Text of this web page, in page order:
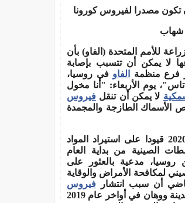
تكون مصدرا لفيروس كورونا
شهاب
للأمم المتحدة (الفاو) بأن
لا يمكن أن تتسبب بإصابة
فرع منظمة الفاو في روسيا،
يوم الأربعاء: "أنا مخول
لا يمكن أن تنقل فيروس
الأسماك الطازجة والمجمدة
الصينية من بداية العام
روسيا، مدعية بالعثور على
لمكافحة الأمراض والوقاية
أن سبب
انتشار فيروس
ووهان في أواخر عام